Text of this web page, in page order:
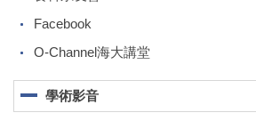
Facebook
O-Channel海大講堂
學術影音